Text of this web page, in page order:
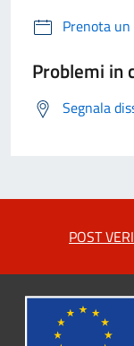
Prenota
Problemi in
Segnala
POST